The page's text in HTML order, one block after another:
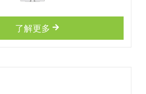
了解更多